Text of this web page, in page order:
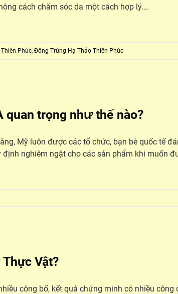
cách chăm sóc da một cách hợp lý….
Phúc, Đông Trùng Hạ Thảo Thiên Phúc
quan trọng như thế nào?
Mỹ luôn được các tổ chức, bạn bè quốc tế
nghiêm ngặt cho các sản phẩm khi muốn
Vật?
công bố, kết quả chứng minh có nhiều công